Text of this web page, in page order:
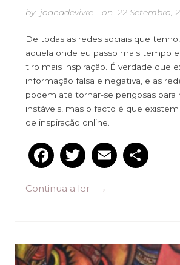
by joanadevivre on 22 Setembro,
De todas as redes sociais que
aquela onde eu passo mais tempo
tiro mais inspiração. É verdade que
informação falsa e negativa, e as
podem até tornar-se perigosas
instáveis, mas o facto é que
de inspiração online.
Facebook
Twitter
Email
Continua a ler →